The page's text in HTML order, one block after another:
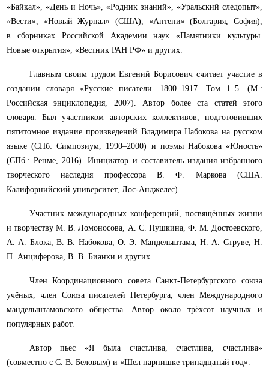
«Байкал», «День и Ночь», «Родник знаний», «Уральский следопыт»,
«Вести», «Новый Журнал» (США), «Антени» (Болгария, София),
в сборниках Российской Академии наук «Памятники культуры.
Новые открытия», «Вестник РАН РФ» и других.
Главным своим трудом Евгений Борисович считает участие в
создании словаря «Русские писатели. 1800–1917. Том 1–5. (М.:
Российская энциклопедия, 2007). Автор более ста статей этого
словаря. Был участником авторских коллективов, подготовивших
пятитомное издание произведений Владимира Набокова на русском
языке (СПб: Симпозиум, 1990–2000) и поэмы Набокова «Юность»
(СПб.: Ренме, 2016). Инициатор и составитель издания избранного
творческого наследия профессора В. Ф. Маркова (США.
Калифорнийский университет, Лос-Анджелес).
Участник международных конференций, посвящённых жизни
и творчеству М. В. Ломоносова, А. С. Пушкина, Ф. М. Достоевского,
А. А. Блока, В. В. Набокова, О. Э. Мандельштама, Н. А. Струве, Н.
П. Анциферова, В. В. Бианки и других.
Член Координационного совета Санкт-Петербургского союза
учёных, член Союза писателей Петербурга, член Международного
мандельштамовского общества. Автор около трёхсот научных и
популярных работ.
Автор пьес «Я была счастлива, счастлива, счастлива»
(совместно с С. В. Беловым) и «Шел парнишке тринадцатый год».